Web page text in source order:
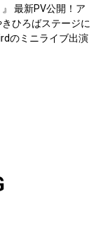
』 最新PV公開！ア
ひろばステージに
のミニライブ出演